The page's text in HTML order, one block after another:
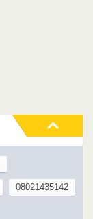
08021435142